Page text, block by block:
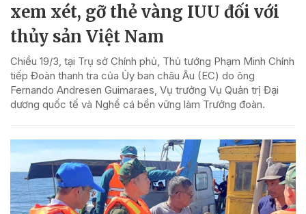
xem xét, gỡ thẻ vàng IUU đối với
thủy sản Việt Nam
Chiều 19/3, tại Trụ sở Chính phủ, Thủ tướng Phạm Minh Chính
tiếp Đoàn thanh tra của Ủy ban châu Âu (EC) do ông
Fernando Andresen Guimaraes, Vụ trưởng Vụ Quản trị Đại
dương quốc tế và Nghề cá bền vững làm Trưởng đoàn.